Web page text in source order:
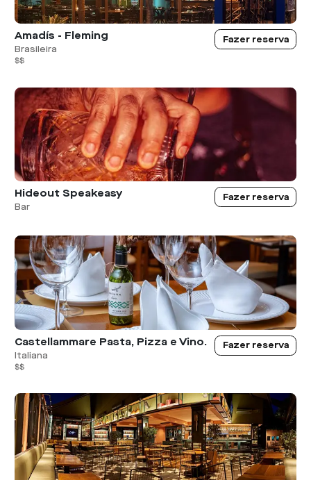
Amadís - Fleming
Brasileira
$$
Fazer reserva
Hideout Speakeasy
Bar
Fazer reserva
Castellammare Pasta, Pizza e Vino.
Italiana
$$
Fazer reserva